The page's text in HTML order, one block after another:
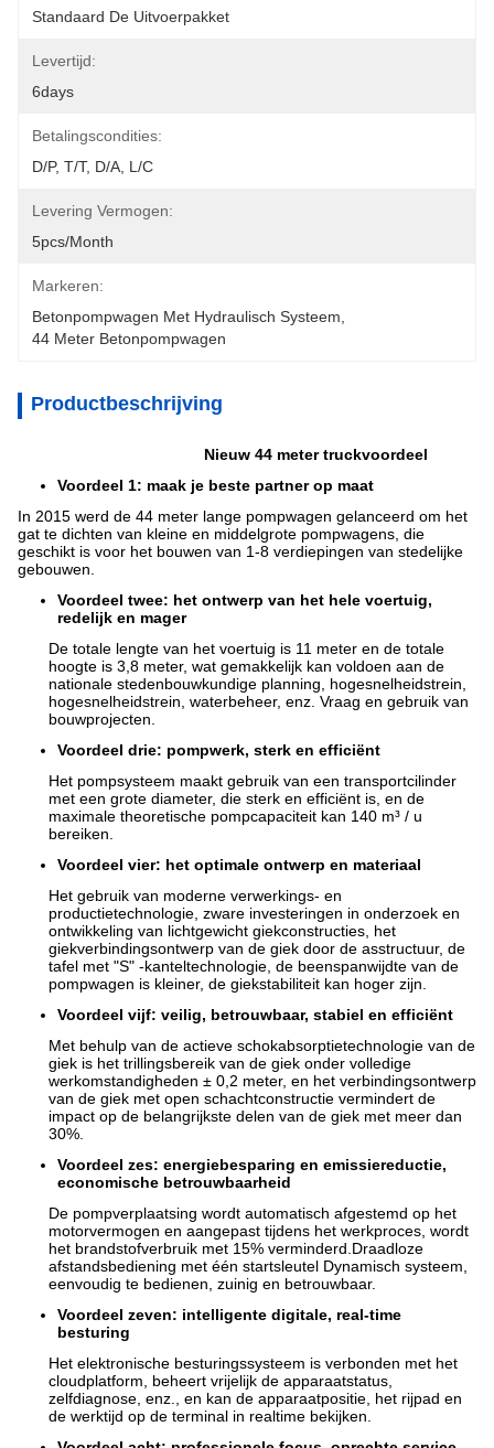
Standaard De Uitvoerpakket
Levertijd:
6days
Betalingscondities:
D/P, T/T, D/A, L/C
Levering Vermogen:
5pcs/month
Markeren:
Betonpompwagen Met Hydraulisch Systeem
44 Meter Betonpompwagen
Productbeschrijving
Nieuw 44 meter truckvoordeel
Voordeel 1: maak je beste partner op maat
In 2015 werd de 44 meter lange pompwagen gelanceerd om het
gat te dichten van kleine en middelgrote pompwagens, die
geschikt is voor het bouwen van 1-8 verdiepingen van stedelijke
gebouwen.
Voordeel twee: het ontwerp van het hele voertuig,
redelijk en mager
De totale lengte van het voertuig is 11 meter en de totale
hoogte is 3,8 meter, wat gemakkelijk kan voldoen aan de
nationale stedenbouwkundige planning, hogesnelheidstrein,
hogesnelheidstrein, waterbeheer, enz. Vraag en gebruik van
bouwprojecten.
Voordeel drie: pompwerk, sterk en efficiënt
Het pompsysteem maakt gebruik van een transportcilinder
met een grote diameter, die sterk en efficiënt is, en de
maximale theoretische pompcapaciteit kan 140 m³ / u
bereiken.
Voordeel vier: het optimale ontwerp en materiaal
Het gebruik van moderne verwerkings- en
productietechnologie, zware investeringen in onderzoek en
ontwikkeling van lichtgewicht giekconstructies, het
giekverbindingsontwerp van de giek door de asstructuur, de
tafel met "S" -kanteltechnologie, de beenspanwijdte van de
pompwagen is kleiner, de giekstabiliteit kan hoger zijn.
Voordeel vijf: veilig, betrouwbaar, stabiel en efficiënt
Met behulp van de actieve schokabsorptietechnologie van de
giek is het trillingsbereik van de giek onder volledige
werkomstandigheden ± 0,2 meter, en het verbindingsontwerp
van de giek met open schachtconstructie vermindert de
impact op de belangrijkste delen van de giek met meer dan
30%.
Voordeel zes: energiebesparing en emissiereductie,
economische betrouwbaarheid
De pompverplaatsing wordt automatisch afgestemd op het
motorvermogen en aangepast tijdens het werkproces, wordt
het brandstofverbruik met 15% verminderd.Draadloze
afstandsbediening met één startsleutel Dynamisch systeem,
eenvoudig te bedienen, zuinig en betrouwbaar.
Voordeel zeven: intelligente digitale, real-time
besturing
Het elektronische besturingssysteem is verbonden met het
cloudplatform, beheert vrijelijk de apparaatstatus,
zelfdiagnose, enz., en kan de apparaatpositie, het rijpad en
de werktijd op de terminal in realtime bekijken.